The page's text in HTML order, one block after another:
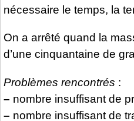
nécessaire le temps, la
On a arrêté quand la
d’une cinquantaine de
Problèmes rencontrés :
– nombre insuffisant de
– nombre insuffisant de